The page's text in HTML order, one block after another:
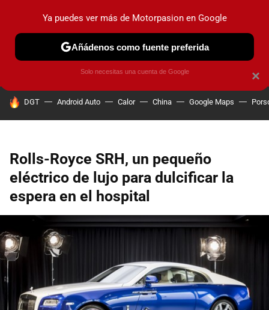
PRUEBAS COCHES ELÉCTRICOS OBSERVATORIO
HOY SE HABLA DE
DGT Android Auto Calor China Google Maps
Rolls-Royce SRH, un pequeño
eléctrico de lujo para dulcificar la
espera en el hospital
×
Ya puedes ver más de Motorpasion en Google
Añádenos como fuente preferida
Solo necesitas una cuenta de Google